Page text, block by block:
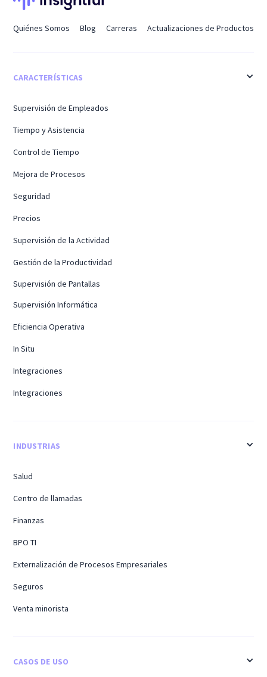
Quiénes Somos Blog Carreras Actualizaciones de Productos
CARACTERÍSTICAS
Supervisión de Empleados
Tiempo y Asistencia
Control de Tiempo
Mejora de Procesos
Seguridad
Precios
Supervisión de la Actividad
Gestión de la Productividad
Supervisión de Pantallas
Supervisión Informática
Eficiencia Operativa
In Situ
Integraciones
Integraciones
INDUSTRIAS
Salud
Centro de llamadas
Finanzas
BPO TI
Externalización de Procesos Empresariales
Seguros
Venta minorista
CASOS DE USO